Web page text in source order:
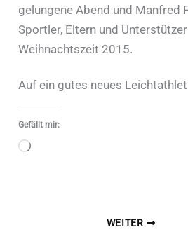
gelungene Abend und Manfred
Sportler, Eltern und
Weihnachtszeit 2015.
Auf ein gutes neues
Gefällt mir:
Wird
WEITER